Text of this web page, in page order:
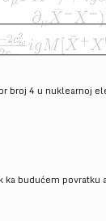
4 u nuklearnoj
budućem